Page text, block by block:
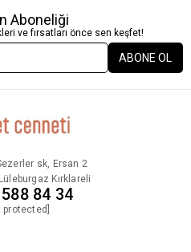
Aboneliği
ve fırsatları önce sen keşfet!
ABONE OL
sk, Ersan 2
Kırklareli
84 34
protected]